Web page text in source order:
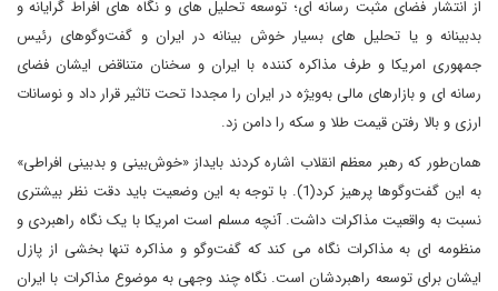
از انتشار فضای مثبت رسانه ای؛ توسعه تحلیل های و نگاه های افراط گرایانه و
بدبینانه و یا تحلیل های بسیار خوش بینانه در ایران و گفت‌وگوهای رئیس
جمهوری امریکا و طرف مذاکره کننده با ایران و سخنان متناقض ایشان فضای
رسانه ای و بازارهای مالی به‌ویژه در ایران را مجددا تحت تاثیر قرار داد و نوسانات
ارزی و بالا رفتن قیمت طلا و سکه را دامن زد.
همان‌طور که رهبر معظم انقلاب اشاره کردند بایداز «خوش‌بینی و بدبینی افراطی»
به این گفت‌وگوها پرهیز کرد(1). با توجه به این وضعیت باید دقت نظر بیشتری
نسبت به واقعیت مذاکرات داشت. آنچه مسلم است امریکا با یک نگاه راهبردی و
منظومه ای به مذاکرات نگاه می کند که گفت‌وگو و مذاکره تنها بخشی از پازل
ایشان برای توسعه راهبردشان است. نگاه چند وجهی به موضوع مذاکرات با ایران